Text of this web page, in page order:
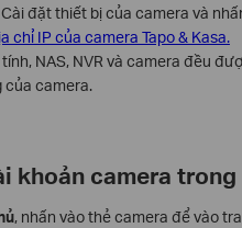
đặt thiết bị của camera và
chỉ IP của camera Tapo & Kasa.
NAS, NVR và camera đều
của camera.
khoản camera
, nhấn vào thẻ camera để vào